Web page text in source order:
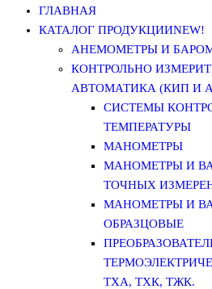
ГЛАВНАЯ
КАТАЛОГ ПРОДУКЦИИNEW!
АНЕМОМЕТРЫ И
КОНТРОЛЬНО
АВТОМАТИКА (КИП И
СИСТЕМЫ
ТЕМПЕРАТУРЫ
МАНОМЕТРЫ
МАНОМЕТРЫ И
ТОЧНЫХ
МАНОМЕТРЫ И
ОБРАЗЦОВЫЕ
ТХА, ТХК, ТЖК.